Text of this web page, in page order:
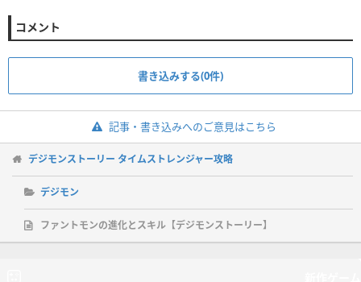
コメント
書き込みする(0件)
記事・書き込みへのご意見はこちら
デジモンストーリー タイムストレンジャー攻略
デジモン
ファントモンの進化とスキル【デジモンストーリー】